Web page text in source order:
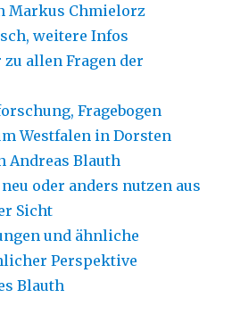
Markus Chmielorz
weitere Infos
allen Fragen der
Fragebogen
Westfalen in Dorsten
Andreas Blauth
oder anders nutzen aus
Sicht
und ähnliche
Perspektive
Blauth